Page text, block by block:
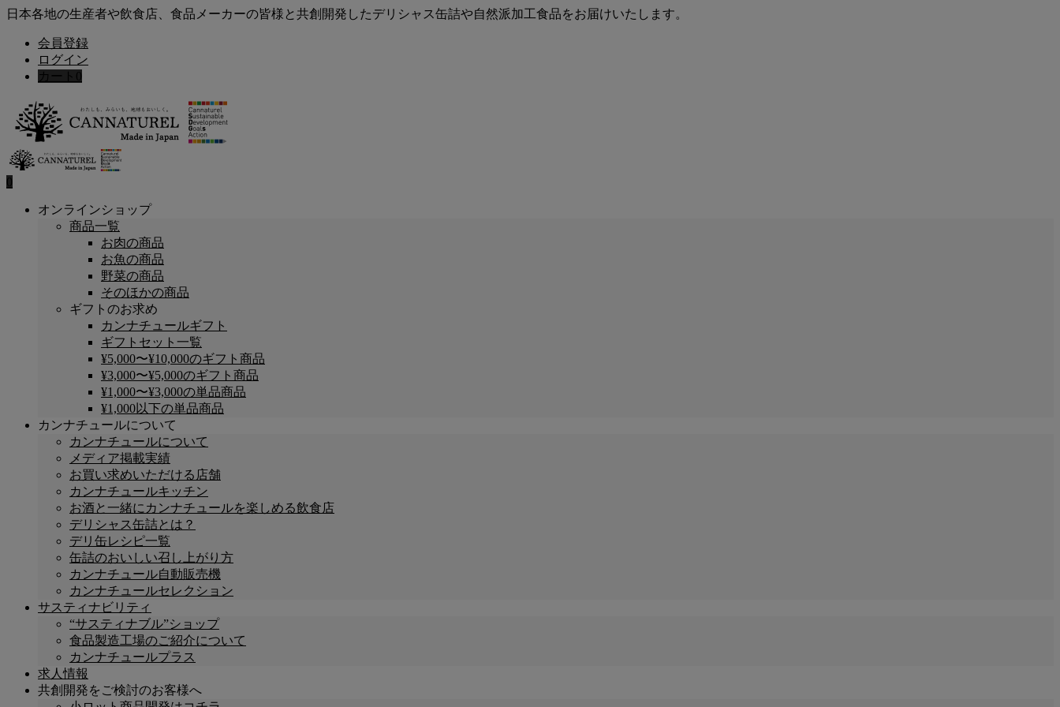
日本各地の生産者や飲食店、食品メーカーの皆様と共創開発したデリシャス缶詰や自然派加工食品をお届けいたします。
会員登録
ログイン
カート 0
0
オンラインショップ
商品一覧
お肉の商品
お魚の商品
野菜の商品
そのほかの商品
ギフトのお求め
カンナチュールギフト
ギフトセット一覧
¥5,000〜¥10,000のギフト商品
¥3,000〜¥5,000のギフト商品
¥1,000〜¥3,000の単品商品
¥1,000以下の単品商品
カンナチュールについて
カンナチュールについて
メディア掲載実績
お買い求めいただける店舗
カンナチュールキッチン
お酒と一緒にカンナチュールを楽しめる飲食店
デリシャス缶詰とは？
デリ缶レシピ一覧
缶詰のおいしい召し上がり方
カンナチュール自動販売機
カンナチュールセレクション
サスティナビリティ
“サスティナブル”ショップ
食品製造工場のご紹介について
カンナチュールプラス
求人情報
共創開発をご検討のお客様へ